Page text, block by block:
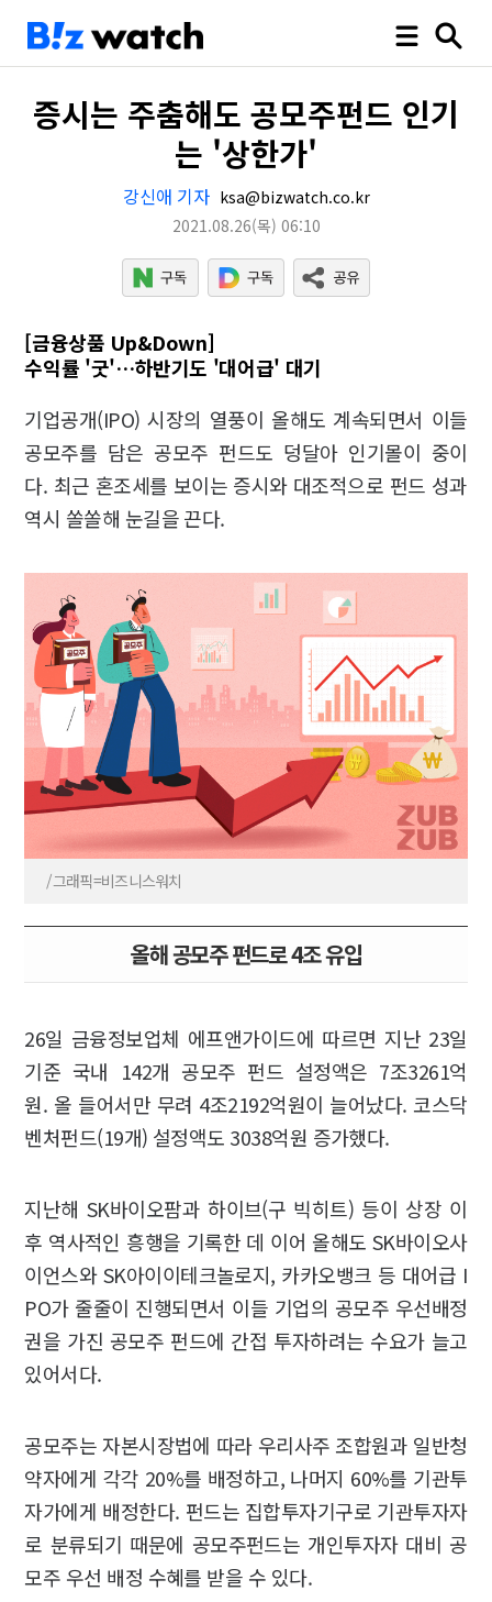
증시는 주춤해도 공모주펀드 인기
는 '상한가'
강신애 기자 ksa@bizwatch.co.kr
2021.08.26(목) 06:10
[금융상품 Up&Down]
수익률 '굿'…하반기도 '대어급' 대기
기업공개(IPO) 시장의 열풍이 올해도 계속되면서 이들
공모주를 담은 공모주 펀드도 덩달아 인기몰이 중이
다. 최근 혼조세를 보이는 증시와 대조적으로 펀드 성과
역시 쏠쏠해 눈길을 끈다.
/그래픽=비즈니스워치
올해 공모주 펀드로 4조 유입
26일 금융정보업체 에프앤가이드에 따르면 지난 23일
기준 국내 142개 공모주 펀드 설정액은 7조3261억
원. 올 들어서만 무려 4조2192억원이 늘어났다. 코스닥
벤처펀드(19개) 설정액도 3038억원 증가했다.
지난해 SK바이오팜과 하이브(구 빅히트) 등이 상장 이
후 역사적인 흥행을 기록한 데 이어 올해도 SK바이오사
이언스와 SK아이이테크놀로지, 카카오뱅크 등 대어급 I
PO가 줄줄이 진행되면서 이들 기업의 공모주 우선배정
권을 가진 공모주 펀드에 간접 투자하려는 수요가 늘고
있어서다.
공모주는 자본시장법에 따라 우리사주 조합원과 일반청
약자에게 각각 20%를 배정하고, 나머지 60%를 기관투
자가에게 배정한다. 펀드는 집합투자기구로 기관투자자
로 분류되기 때문에 공모주펀드는 개인투자자 대비 공
모주 우선 배정 수혜를 받을 수 있다.